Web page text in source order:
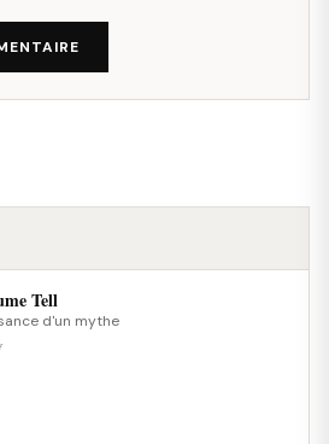
Tell
d'un mythe